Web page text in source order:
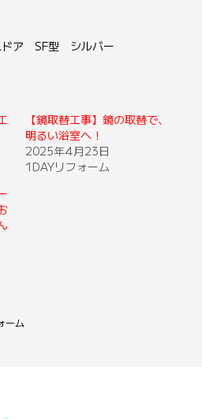
ドア SF型 シルバー
【鏡取替工事】鏡の取替で、
明るい浴室へ！
2025年4月23日
1DAYリフォーム
ーム